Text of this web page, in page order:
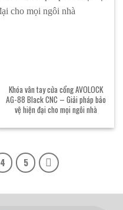
Khóa vân tay cửa cổng AVOLOCK
AG-88 Black CNC – Giải pháp bảo
vệ hiện đại cho mọi ngôi nhà
4 5